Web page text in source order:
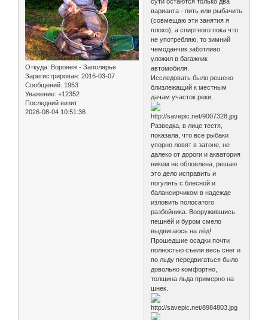
Откуда: Воронеж - Заполярье
Зарегистрирован: 2016-03-07
Сообщений: 1953
Уважение: +12352
Последний визит:
2026-08-04 10:51:36
варианта - пить или рыбачить
(совмещаю эти занятия я
плохо), а спиртного пока что
не употребляю, то зимний
чемоданчик заботливо
уложил в багажник
автомобиля.
Исследовать было решено
близлежащий к местным
дачам участок реки.
Разведка, в лице тестя,
показала, что все рыбаки
упорно ловят в затоне, не
далеко от дороги и акватория
никем не обловлена, решаю
это дело исправить и
погулять с блесной и
балансирчиком в надежде
изловить полосатого
разбойника. Вооружившись
пешнёй и буром смело
выдвигаюсь на лёд!
Прошедшие осадки почти
полностью съели весь снег и
по льду передвигаться было
довольно комфортно,
толщина льда примерно на
шнек.